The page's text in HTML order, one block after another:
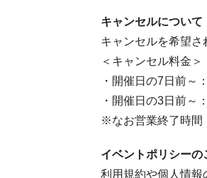
キャンセルについて
キャンセルを希望
＜キャンセル料金＞
・開催日の7日前～
・開催日の3日前～
※なお営業終了時間
イベントポリシーの
利用規約や個人情報